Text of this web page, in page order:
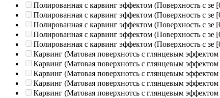
Полированная c карвинг эффектом (Поверхность с зе
Полированная c карвинг эффектом (Поверхность с зе
Полированная c карвинг эффектом (Поверхность с зе
Полированная c карвинг эффектом (Поверхность с зе
Полированная c карвинг эффектом (Поверхность с зе
Карвинг (Матовая поверхнотсь с глянцевым эффектом
Карвинг (Матовая поверхнотсь с глянцевым эффектом
Карвинг (Матовая поверхнотсь с глянцевым эффектом
Карвинг (Матовая поверхнотсь с глянцевым эффектом
Карвинг (Матовая поверхнотсь с глянцевым эффектом